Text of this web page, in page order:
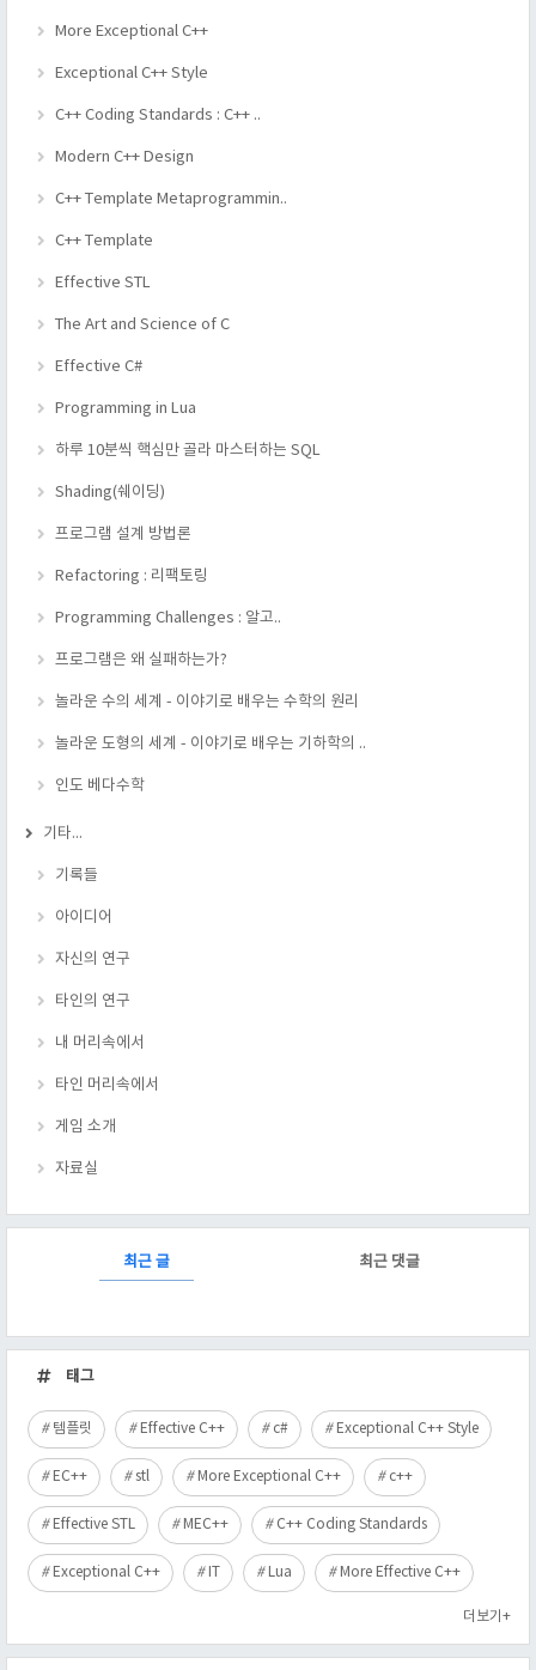
More Exceptional C++
Exceptional C++ Style
C++ Coding Standards : C++ ..
Modern C++ Design
C++ Template Metaprogrammin..
C++ Template
Effective STL
The Art and Science of C
Effective C#
Programming in Lua
하루 10분씩 핵심만 골라 마스터하는 SQL
Shading(쉐이딩)
프로그램 설계 방법론
Refactoring : 리팩토링
Programming Challenges : 알고..
프로그램은 왜 실패하는가?
놀라운 수의 세계 - 이야기로 배우는 수학의 원리
놀라운 도형의 세계 - 이야기로 배우는 기하학의 ..
인도 베다수학
기타...
기록들
아이디어
자신의 연구
타인의 연구
내 머리속에서
타인 머리속에서
게임 소개
자료실
최근 글 최근 댓글
근
글
태그
템플릿 Effective C++ c# Exceptional C++ Style
EC++ stl More Exceptional C++ c++
Effective STL MEC++ C++ Coding Standards
Exceptional C++ IT Lua More Effective C++
더보기+